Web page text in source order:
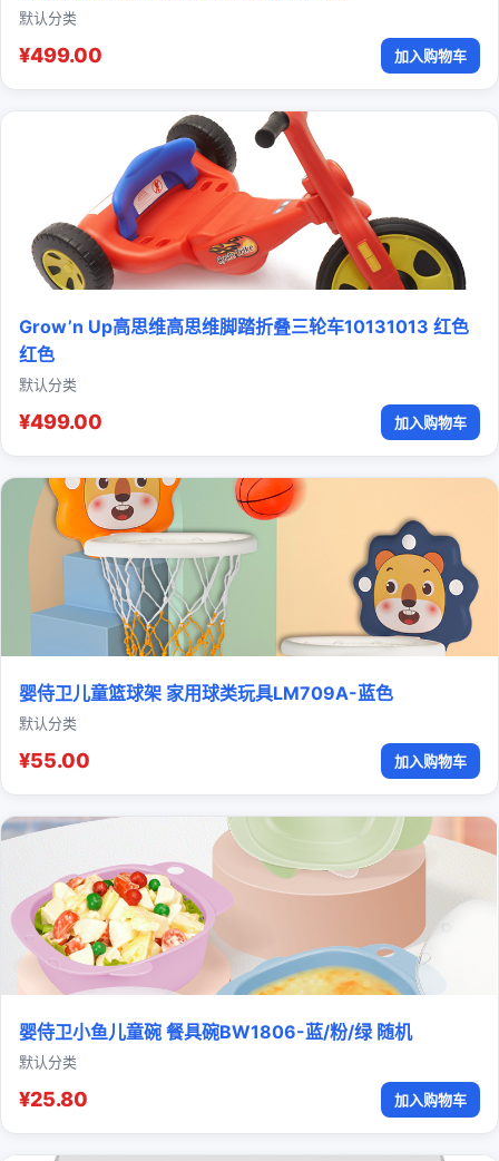
默认分类
¥499.00 加入购物车
Grow’n Up高思维高思维脚踏折叠三轮车10131013 红色
红色
默认分类
¥499.00 加入购物车
婴侍卫儿童篮球架 家用球类玩具LM709A-蓝色
默认分类
¥55.00 加入购物车
婴侍卫小鱼儿童碗 餐具碗BW1806-蓝/粉/绿 随机
默认分类
¥25.80 加入购物车